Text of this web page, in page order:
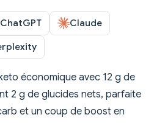
ChatGPT Claude
économique avec 12 g de
2 g de glucides nets, parfaite
et un coup de boost en